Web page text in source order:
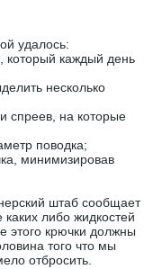
удалось:
который каждый день
несколько
спреев, на которые
поводка;
минимизировав
штаб сообщает
либо жидкостей
этого крючки должны
того что мы
отбросить.